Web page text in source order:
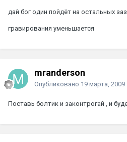
дай бог один пойдёт на остальных
гравирования уменьшается
mranderson
Опубликовано 19 марта, 2009
Поставь болтик и законтрогай , и